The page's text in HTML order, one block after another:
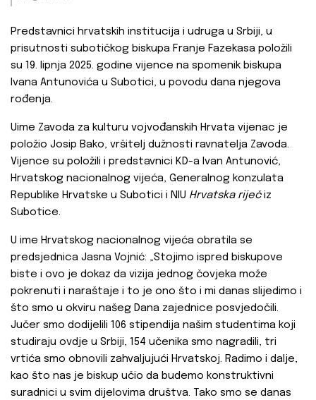
Predstavnici hrvatskih institucija i udruga u Srbiji, u
prisutnosti subotičkog biskupa Franje Fazekasa položili
su 19. lipnja 2025. godine vijence na spomenik biskupa
Ivana Antunovića u Subotici, u povodu dana njegova
rođenja.
Uime Zavoda za kulturu vojvođanskih Hrvata vijenac je
položio Josip Bako, vršitelj dužnosti ravnatelja Zavoda.
Vijence su položili i predstavnici KD-a Ivan Antunović,
Hrvatskog nacionalnog vijeća, Generalnog konzulata
Republike Hrvatske u Subotici i NIU Hrvatska riječiz
Subotice.
U ime Hrvatskog nacionalnog vijeća obratila se
predsjednica Jasna Vojnić: „Stojimo ispred biskupove
biste i ovo je dokaz da vizija jednog čovjeka može
pokrenuti i naraštaje i to je ono što i mi danas slijedimo i
što smo u okviru našeg Dana zajednice posvjedočili.
Jučer smo dodijelili 106 stipendija našim studentima koji
studiraju ovdje u Srbiji, 154 učenika smo nagradili, tri
vrtića smo obnovili zahvaljujući Hrvatskoj. Radimo i dalje,
kao što nas je biskup učio da budemo konstruktivni
suradnici u svim dijelovima društva. Tako smo se danas